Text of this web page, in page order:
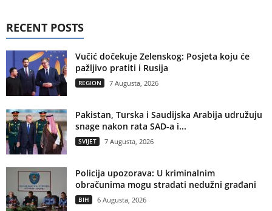
RECENT POSTS
Vučić dočekuje Zelenskog: Posjeta koju će
pažljivo pratiti i Rusija
REGION 7 Augusta, 2026
Pakistan, Turska i Saudijska Arabija udružuju
snage nakon rata SAD-a i...
SVIJET 7 Augusta, 2026
Policija upozorava: U kriminalnim
obračunima mogu stradati nedužni građani
BIH 6 Augusta, 2026